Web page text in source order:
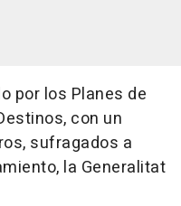
por los Planes de
con un
sufragados a
la Generalitat